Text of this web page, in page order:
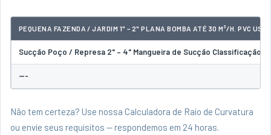
PEQUENA FAZENDA / JARDIM 1" – 2" PLANA BOMBA ATÉ 30 M³/H. PVC USO
Sucção Poço / Represa 2" – 4" Mangueira de Sucção Classificação
---
Não tem certeza? Use nossa Calculadora de Raio de Curvatura
ou envie seus requisitos — respondemos em 24 horas.